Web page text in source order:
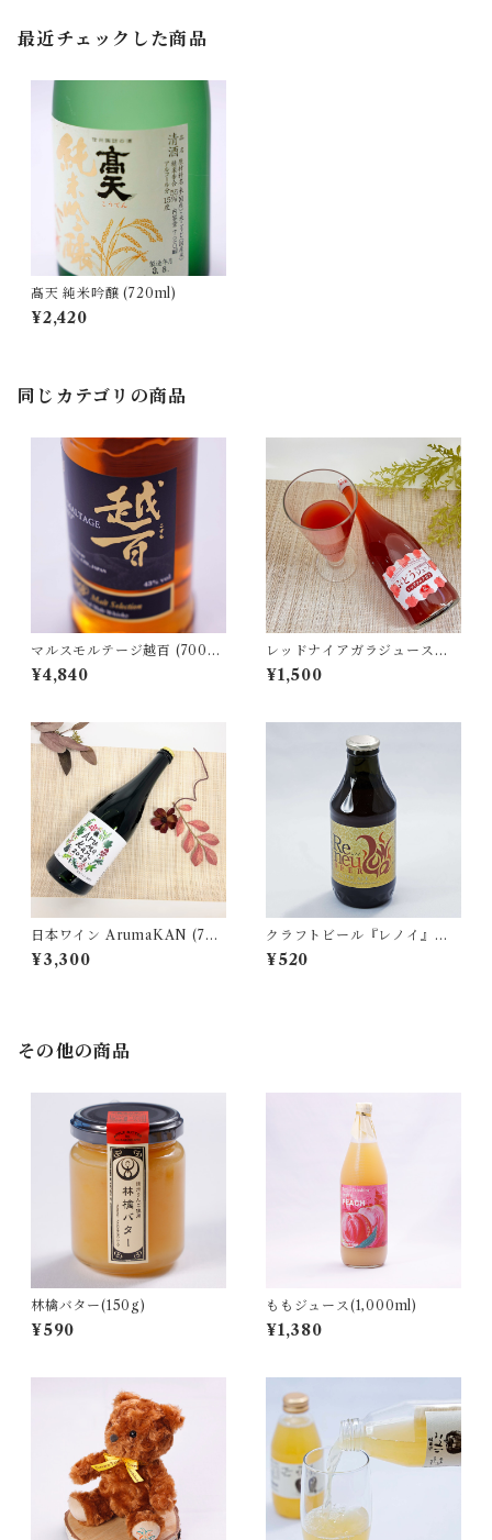
最近チェックした商品
髙天 純米吟醸 (720ml)
¥2,420
同じカテゴリの商品
マルスモルテージ越百 (700m
l)
¥4,840
レッドナイアガラジュース（7
20ml）
¥1,500
日本ワイン ArumaKAN (750
ml)
¥3,300
クラフトビール『レノイ』（3
30ml瓶）
¥520
その他の商品
林檎バター(150g)
¥590
ももジュース(1,000ml)
¥1,380